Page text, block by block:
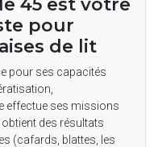
pour
de lit
pour ses capacités
effectue ses missions
des résultats
(cafards, blattes, les